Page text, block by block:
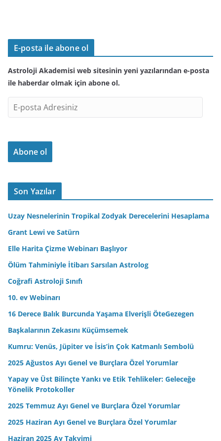
E-posta ile abone ol
Astroloji Akademisi web sitesinin yeni yazılarından e-posta
ile haberdar olmak için abone ol.
-
o
t
d
r
i
n
Abone ol
Son Yazılar
Uzay Nesnelerinin Tropikal Zodyak Derecelerini Hesaplama
Grant Lewi ve Satürn
Elle Harita Çizme Webinarı Başlıyor
Ölüm Tahminiyle İtibarı Sarsılan Astrolog
Coğrafi Astroloji Sınıfı
10. ev Webinarı
16 Derece Balık Burcunda Yaşama Elverişli ÖteGezegen
Başkalarının Zekasını Küçümsemek
Kumru: Venüs, Jüpiter ve İsis’in Çok Katmanlı Sembolü
2025 Ağustos Ayı Genel ve Burçlara Özel Yorumlar
Yapay ve Üst Bilinçte Yankı ve Etik Tehlikeler: Geleceğe
Yönelik Protokoller
2025 Temmuz Ayı Genel ve Burçlara Özel Yorumlar
2025 Haziran Ayı Genel ve Burçlara Özel Yorumlar
Haziran 2025 Ay Takvimi